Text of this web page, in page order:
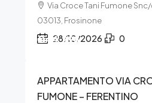
Via Croce Tani Fumone
03013, Frosinone
28/10/2026 0
€44.298
APPARTAMENTO VIA
FUMONE – FERENTINO